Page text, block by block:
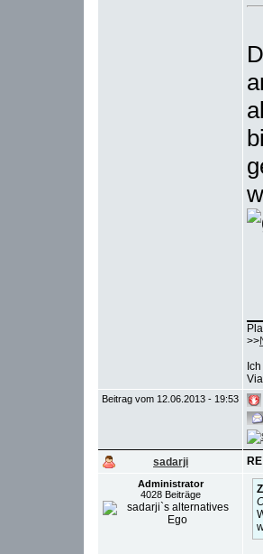
>>
Beitrag vom 12.06.2013 - 19:53
sadarji
Administrator
4028 Beiträge